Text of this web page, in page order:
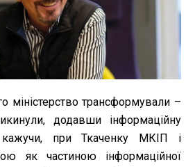
міністерство трансформували –
додавши інформаційну
кажучи, при Ткаченку МКІП і
як частиною інформаційної